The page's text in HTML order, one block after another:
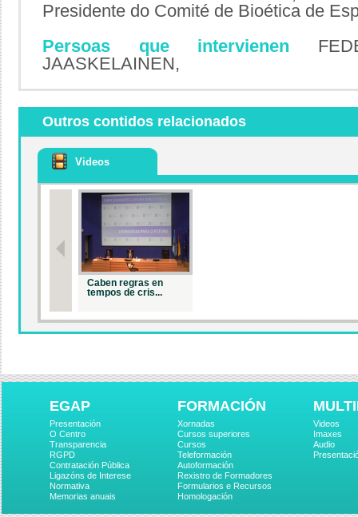
Presidente do Comité de Bioética de
Persoas que intervienen
JAASKELAINEN,
Outros contidos relacionados
Videos
Caben regras en
tempos de cris...
EGAP
Presentación
O Centro
Transparencia
RGPD
Contratación Pública
Ligazóns de Interese
Normativa
Memorias anuais
FORMACIÓN
Xornadas
Cursos superiores
Cursos
Teleformación
Autoformación
Rexistro de Formadores
Formularios e Recursos
Homologación
Videos
Imaxes
Audio